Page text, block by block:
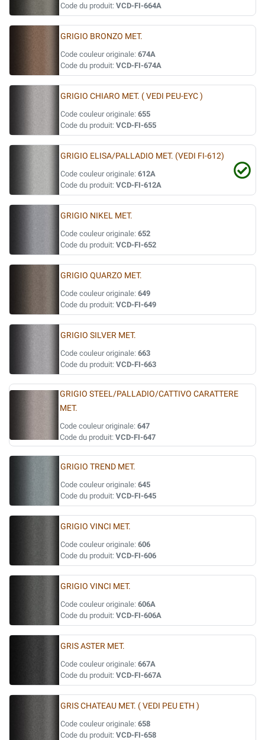
Code du produit: VCD-FI-664A
GRIGIO BRONZO MET.
Code couleur originale: 674A
Code du produit: VCD-FI-674A
GRIGIO CHIARO MET. ( VEDI PEU-EYC )
Code couleur originale: 655
Code du produit: VCD-FI-655
GRIGIO ELISA/PALLADIO MET. (VEDI FI-612)
Code couleur originale: 612A
Code du produit: VCD-FI-612A
GRIGIO NIKEL MET.
Code couleur originale: 652
Code du produit: VCD-FI-652
GRIGIO QUARZO MET.
Code couleur originale: 649
Code du produit: VCD-FI-649
GRIGIO SILVER MET.
Code couleur originale: 663
Code du produit: VCD-FI-663
GRIGIO STEEL/PALLADIO/CATTIVO CARATTERE
MET.
Code couleur originale: 647
Code du produit: VCD-FI-647
GRIGIO TREND MET.
Code couleur originale: 645
Code du produit: VCD-FI-645
GRIGIO VINCI MET.
Code couleur originale: 606
Code du produit: VCD-FI-606
GRIGIO VINCI MET.
Code couleur originale: 606A
Code du produit: VCD-FI-606A
GRIS ASTER MET.
Code couleur originale: 667A
Code du produit: VCD-FI-667A
GRIS CHATEAU MET. ( VEDI PEU ETH )
Code couleur originale: 658
Code du produit: VCD-FI-658